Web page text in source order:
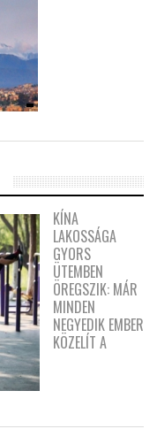
KÍNA
LAKOSSÁGA
GYORS
ÜTEMBEN
ÖREGSZIK: MÁR
MINDEN
NEGYEDIK EMBER
KÖZELÍT A